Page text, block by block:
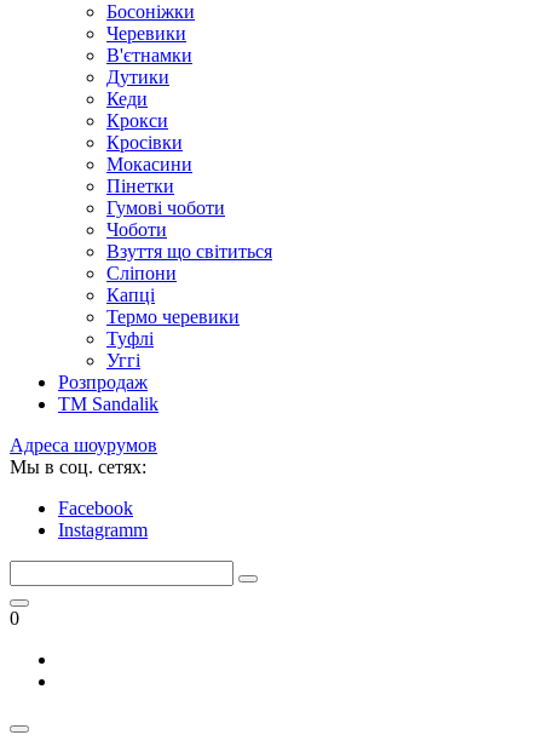
Босоніжки
Черевики
В'єтнамки
Дутики
Кеди
Крокси
Кросівки
Мокасини
Пінетки
Гумові чоботи
Чоботи
Взуття що світиться
Сліпони
Капці
Термо черевики
Туфлі
Уггі
Розпродаж
TM Sandalik
Адреса шоурумов
Мы в соц. сетях:
Facebook
Instagramm
0